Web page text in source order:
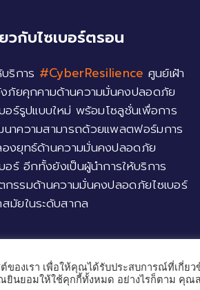
วกับไซเบอร์ตรอน
ริการ #CyberResilience ศูนย์เฝ้า
งภัยคุกคามด้านความมั่นคงปลอดภัย
บอร์รูปแบบใหม่ พร้อมโซลูชั่นเพื่อการ
าความสามารถด้วยแพลตฟอร์มการ
องยุทธ์ด้านความมั่นคงปลอดภัย
อร์ อีกทั้งยังเป็นผู้นำการให้บริการ
กรรมด้านความมั่นคงปลอดภัยไซเบอร์
มัยในระดับสากล
ต์ของเรา เพื่อให้คุณได้รับประสบการณ์ที่เกี่
นยอมให้ใช้คุกกี้ทั้งหมด อย่างไรก็ตาม คุณ